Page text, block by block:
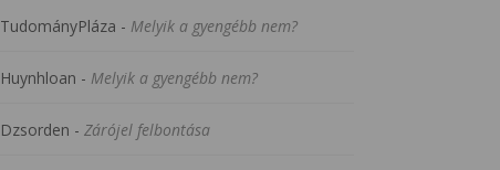
TudományPláza - Melyik a gyengébb nem?
Huynhloan - Melyik a gyengébb nem?
Dzsorden - Zárójel felbontása